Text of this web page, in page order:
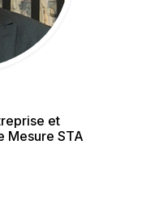
et
Mesure STA